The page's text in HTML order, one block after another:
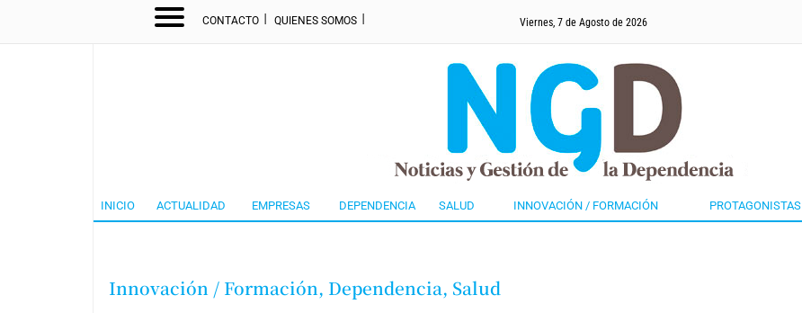
CONTACTO I QUIENES SOMOS I Viernes, 7 de Agosto de 2026
INICIO ACTUALIDAD EMPRESAS DEPENDENCIA SALUD INNOVACIÓN / FORMACIÓN PROTAGONISTAS
Innovación / Formación, Dependencia, Salud